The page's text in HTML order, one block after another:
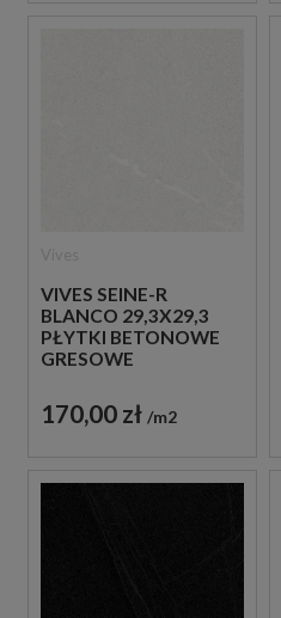
VIVES SEINE-R
BLANCO 29,3X29,3
PŁYTKI BETONOWE
GRESOWE
170,00 zł m2